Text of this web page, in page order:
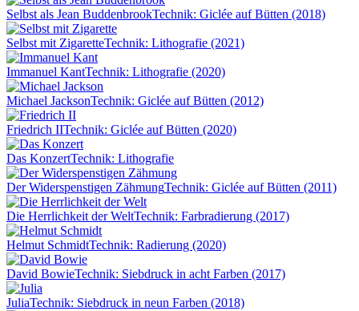
Selbst als Jean BuddenbrookTechnik: Giclée auf Bütten (2018)
Selbst mit ZigaretteTechnik: Lithografie (2021)
Immanuel KantTechnik: Lithografie (2020)
Michael JacksonTechnik: Giclée auf Bütten (2012)
Friedrich IITechnik: Giclée auf Bütten (2020)
Das KonzertTechnik: Lithografie
Der Widerspenstigen ZähmungTechnik: Giclée auf Bütten (2011)
Die Herrlichkeit der WeltTechnik: Farbradierung (2017)
Helmut SchmidtTechnik: Radierung (2020)
David BowieTechnik: Siebdruck in acht Farben (2017)
JuliaTechnik: Siebdruck in neun Farben (2018)